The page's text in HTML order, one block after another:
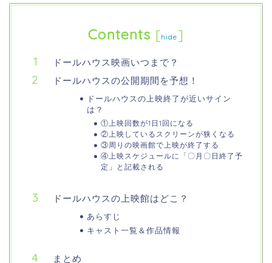
Contents [hide ]
ドールハウス映画いつまで？
ドールハウスの公開期間を予想！
ドールハウスの上映終了が近いサイン
は？
①上映回数が1日1回になる
②上映しているスクリーンが狭くなる
③周りの映画館で上映が終了する
④上映スケジュールに「〇月〇日終了予
定」と記載される
ドールハウスの上映館はどこ？
あらすじ
キャスト一覧＆作品情報
まとめ